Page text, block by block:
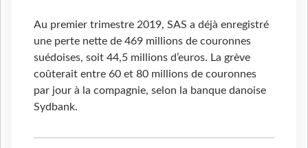
Au premier trimestre 2019, SAS a déjà enregistré
une perte nette de 469 millions de couronnes
suédoises, soit 44,5 millions d’euros. La grève
coûterait entre 60 et 80 millions de couronnes
par jour à la compagnie, selon la banque danoise
Sydbank.